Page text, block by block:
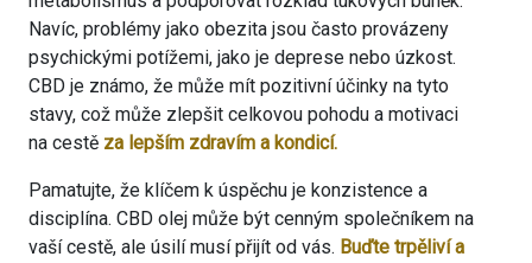
Navíc, problémy jako obezita jsou často provázeny
psychickými potížemi, jako je deprese nebo úzkost.
CBD je známo, že může mít pozitivní účinky na tyto
stavy, což může zlepšit celkovou pohodu a motivaci
na cestě za lepším zdravím a kondicí.
Pamatujte, že klíčem k úspěchu je konzistence a
disciplína. CBD olej může být cenným společníkem na
vaší cestě, ale úsilí musí přijít od vás. Buďte trpěliví a